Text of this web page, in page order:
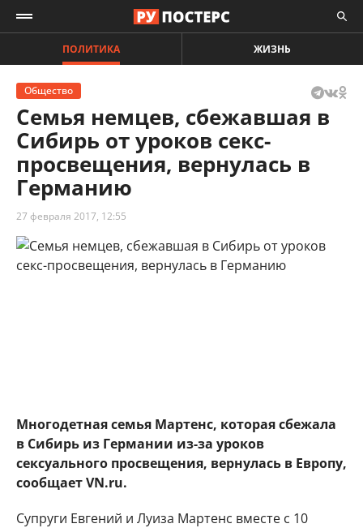
ПОЛИТИКА ЖИЗНЬ
Общество
Семья немцев, сбежавшая в
Сибирь от уроков секс-
просвещения, вернулась в
Германию
27 февраля 2017, 12:55
Многодетная семья Мартенс, которая сбежала
в Сибирь из Германии из-за уроков
сексуального просвещения, вернулась в Европу,
сообщает VN.ru.
Супруги Евгений и Луиза Мартенс вместе с 10